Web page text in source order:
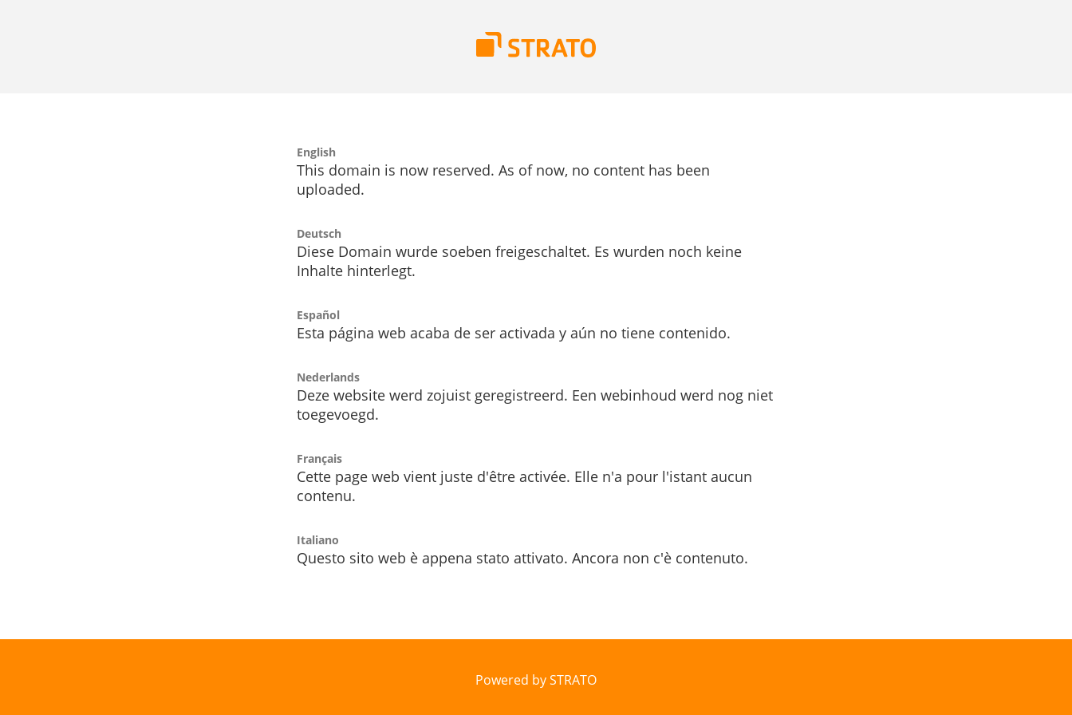
English
This domain is now reserved. As of now, no content has been
uploaded.
Deutsch
Diese Domain wurde soeben freigeschaltet. Es wurden noch keine
Inhalte hinterlegt.
Español
Esta página web acaba de ser activada y aún no tiene contenido.
Nederlands
Deze website werd zojuist geregistreerd. Een webinhoud werd nog niet
toegevoegd.
Français
Cette page web vient juste d'être activée. Elle n'a pour l'istant aucun
contenu.
Italiano
Questo sito web è appena stato attivato. Ancora non c'è contenuto.
Powered by STRATO